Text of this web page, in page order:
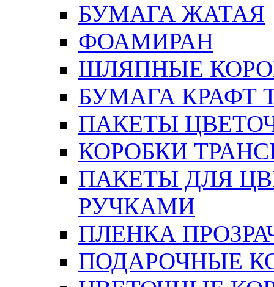
БУМАГА ЖАТАЯ
ФОАМИРАН
ШЛЯПНЫЕ
БУМАГА КРАФТ
ПАКЕТЫ
КОРОБКИ
ПАКЕТЫ ДЛЯ
РУЧКАМИ
ПЛЕНКА
ПОДАРОЧНЫЕ